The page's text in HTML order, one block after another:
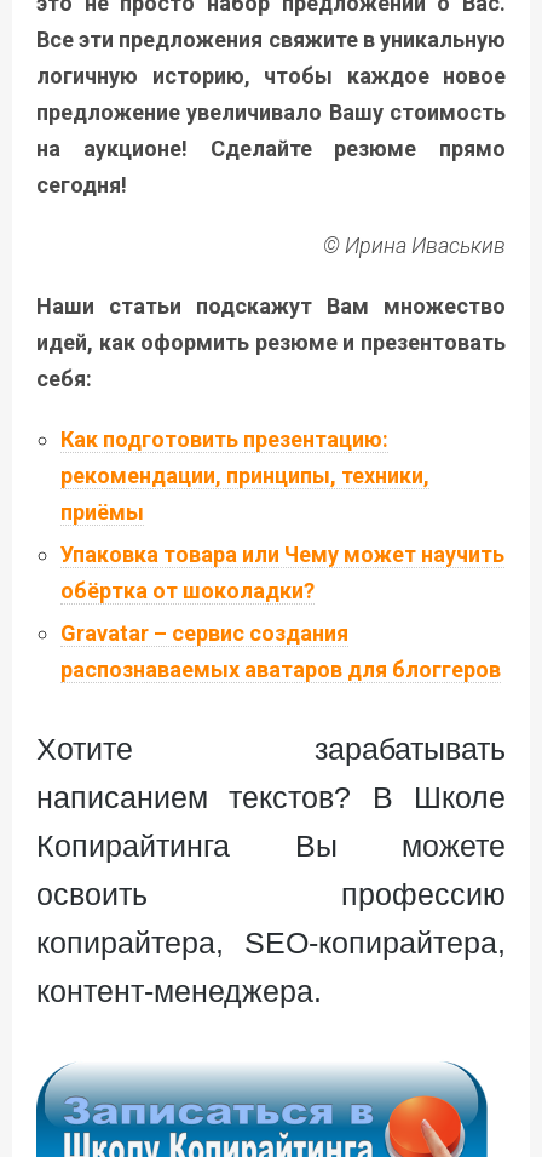
Все эти предложения свяжите в уникальную
логичную историю, чтобы каждое новое
предложение увеличивало Вашу стоимость
на аукционе! Сделайте резюме прямо
сегодня!
© Ирина Иваськив
Наши статьи подскажут Вам множество
идей, как оформить резюме и презентовать
себя:
Как подготовить презентацию:
рекомендации, принципы, техники,
приёмы
Упаковка товара или Чему может научить
обёртка от шоколадки?
Gravatar – сервис создания
распознаваемых аватаров для блоггеров
Хотите зарабатывать
написанием текстов? В Школе
Копирайтинга Вы можете
освоить профессию
копирайтера, SEO-копирайтера,
контент-менеджера.